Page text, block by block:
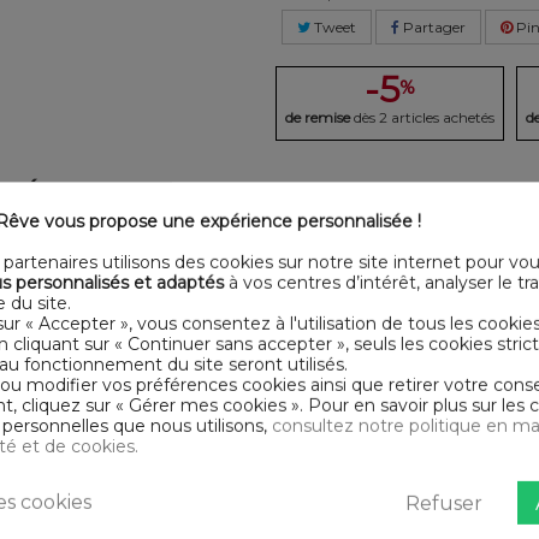
Tweet Partager
-5%
de remise dès 2 articles achetés
notre large choix de
2 personnes 200x200 cm
1 housse de couette
doux et résistant. Le
de fils/cm² est élevé, plus le
et certifiés ne présentent
CM
Certification
Conseils
d'entretien
Nombre de fils
Finition housse de
vous propose une expérience personnalisée !
utilisons des cookies sur notre site internet pour
personnalisés et adaptésà vos centres d’intérêt, analyser le
du site.
« Accepter », vous consentez à l'utilisation de tous les
cliquant sur « Continuer sans accepter », seuls les cookies
fonctionnement du site seront utilisés.
modifier vos préférences cookies ainsi que retirer votre
cliquez sur « Gérer mes cookies ». Pour en savoir plus sur les
que nous utilisons, consultez notre politique en
et de cookies.
Refuser
cookies